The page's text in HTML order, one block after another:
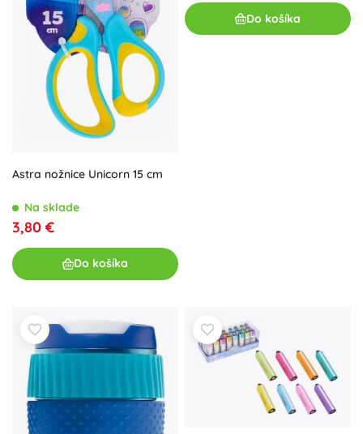
Astra nožnice Unicorn 15 cm
Na sklade
3,80 €
Do košíka
Do košíka